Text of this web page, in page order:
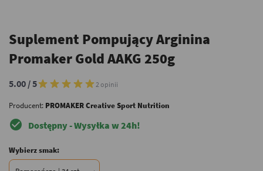
Suplement Pompujący Arginina
Promaker Gold AAKG 250g
5.00 / 5 2 opinii
Producent: PROMAKER Creative Sport Nutrition
check_circle Dostępny - Wysyłka w 24h!
Wybierz smak: